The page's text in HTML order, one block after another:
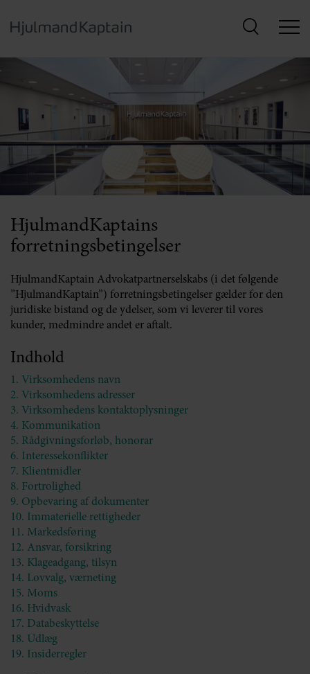
hovedindhold
HjulmandKaptains
forretningsbetingelser
HjulmandKaptain Advokatpartnerselskabs (i det følgende
”HjulmandKaptain”) forretningsbetingelser gælder for den
juridiske bistand og de ydelser, som vi leverer til vores
kunder, medmindre andet er aftalt.
Indhold
1. Virksomhedens navn
2. Virksomhedens adresser
3. Virksomhedens kontaktoplysninger
4. Kommunikation
5. Rådgivningsforløb, honorar
6. Interessekonflikter
7. Klientmidler
8. Fortrolighed
9. Opbevaring af dokumenter
10. Immaterielle rettigheder
11. Markedsføring
12. Ansvar, forsikring
13. Klageadgang, tilsyn
14. Lovvalg, værneting
15. Moms
16. Hvidvask
17. Databeskyttelse
18. Udlæg
19. Insiderregler